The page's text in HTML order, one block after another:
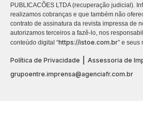
PUBLICACÕES LTDA (recuperação judicial).
realizamos cobranças e que também não
contrato de assinatura da revista impressa de
autorizamos terceiros a fazê-lo, nos
conteúdo digital “https://istoe.com.br” e seus
Política de Privacidade
Assessoria de
grupoentre.imprensa@agenciafr.com.br